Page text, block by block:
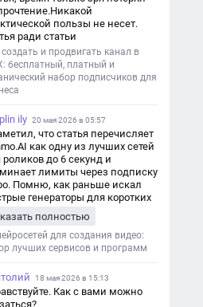
пользы не несет.
ради статьи
создать и продвигать канал в
бесплатный, платный и
набор подписчиков для
ily 20 мая 2026 в 05:57
что статья перечисляет
как одну из лучших сетей
роликов до 6 секунд и
лимиты через подписку
Помню, как раньше искал
генераторы для коротких
обзор именно с акцентом на
и подпись. Image V2
полностью
для создания видео:
лучших сервисов и программ
18 мая 2026 в 15:13
Как с вами можно